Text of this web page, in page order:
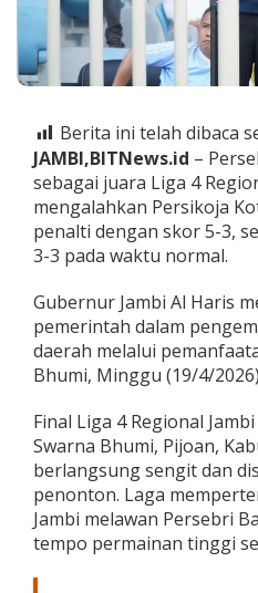
i
g
a
4
D
g
e
l
a
r
d
i
a
d
i
o
n
w
a
r
n
a
B
h
Berita ini telah dibaca
JAMBI,BITNews.id –
sebagai juara Liga 4
mengalahkan Persikoja
penalti dengan skor 5-3,
3-3 pada waktu normal.
Gubernur Jambi Al Haris
pemerintah dalam
daerah melalui
Bhumi, Minggu (19/4/
Final Liga 4 Regional
Swarna Bhumi, Pijoan,
berlangsung sengit dan
penonton. Laga
Jambi melawan Persebri
tempo permainan tinggi